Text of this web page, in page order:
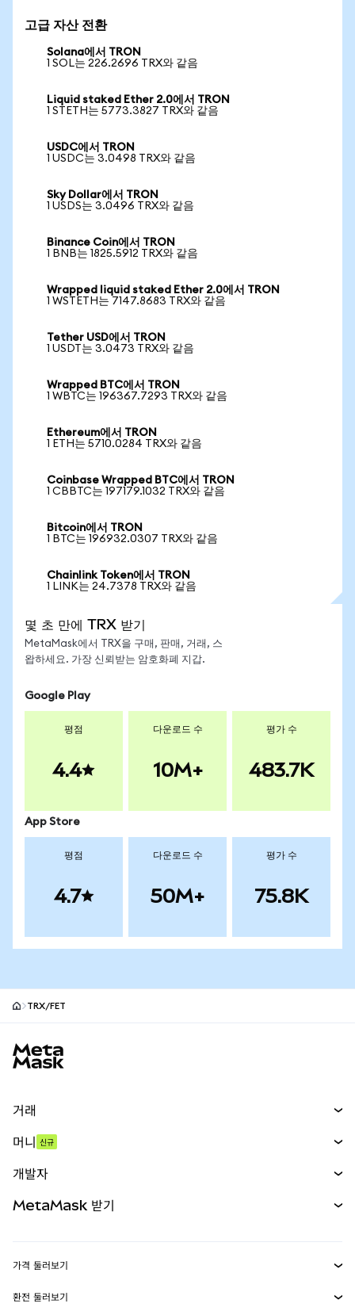
고급 자산 전환
Solana에서 TRON
1 SOL는 226.2696 TRX와 같음
Liquid staked Ether 2.0에서 TRON
1 STETH는 5773.3827 TRX와 같음
USDC에서 TRON
1 USDC는 3.0498 TRX와 같음
Sky Dollar에서 TRON
1 USDS는 3.0496 TRX와 같음
Binance Coin에서 TRON
1 BNB는 1825.5912 TRX와 같음
Wrapped liquid staked Ether 2.0에서 TRON
1 WSTETH는 7147.8683 TRX와 같음
Tether USD에서 TRON
1 USDT는 3.0473 TRX와 같음
Wrapped BTC에서 TRON
1 WBTC는 196367.7293 TRX와 같음
Ethereum에서 TRON
1 ETH는 5710.0284 TRX와 같음
Coinbase Wrapped BTC에서 TRON
1 CBBTC는 197179.1032 TRX와 같음
Bitcoin에서 TRON
1 BTC는 196932.0307 TRX와 같음
Chainlink Token에서 TRON
1 LINK는 24.7378 TRX와 같음
몇 초 만에 TRX 받기
MetaMask에서 TRX을 구매, 판매, 거래, 스
왑하세요. 가장 신뢰받는 암호화폐 지갑.
Google Play
평점
4.4
다운로드 수
10M+
평가 수
483.7K
App Store
평점
4.7
다운로드 수
50M+
평가 수
75.8K
TRX/FET
거래
무기한 선물
실물자산
머니 신규
개발자
MetaMask Connect
MetaMask 받기
가격 둘러보기
이더리움 가격
환전 둘러보기